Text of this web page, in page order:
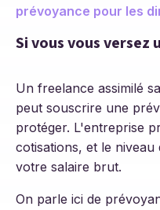
prévoyance pour les
Si vous vous versez
Un freelance assimilé
peut souscrire une
protéger. L'entreprise
cotisations, et le niveau
votre salaire brut.
On parle ici de